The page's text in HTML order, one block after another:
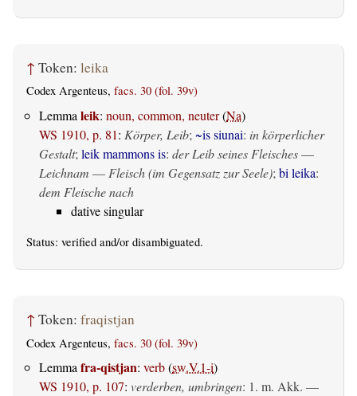
↑ Token: leika
Codex Argenteus, facs. 30 (fol. 39v)
Lemma leik: noun, common, neuter(Na)
WS 1910, p. 81: Körper, Leib; ~is siunai: in körperlicher
Gestalt; leik mammons is: der Leib seines Fleisches—
Leichnam — Fleisch (im Gegensatz zur Seele); bi leika:
dem Fleische nach
dative singular
Status: verified and/or disambiguated.
↑ Token: fraqistjan
Codex Argenteus, facs. 30 (fol. 39v)
Lemma fra-qistjan: verb(sw.V.1-i)
WS 1910, p. 107: verderben, umbringen: 1. m. Akk. —